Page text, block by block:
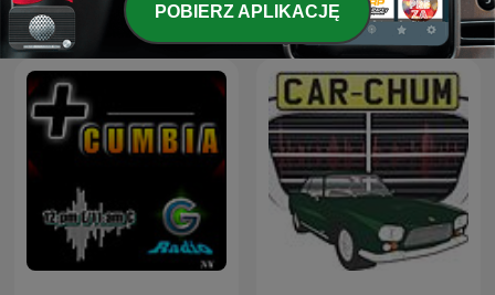
Międzynarodowe podcasty:
POBIERZ APLIKACJĘ